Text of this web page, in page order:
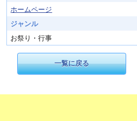
ホームページ
ジャンル
お祭り・行事
一覧に戻る